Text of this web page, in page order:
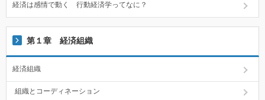
経済は感情で動く 行動経済学ってなに？
第１章 経済組織
経済組織
組織とコーディネーション